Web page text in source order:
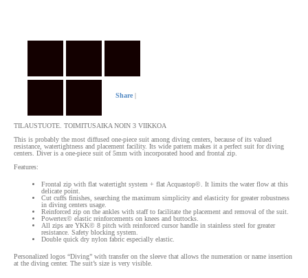
Share |
TILAUSTUOTE. TOIMITUSAIKA NOIN 3 VIIKKOA
This is probably the most diffused one-piece suit among diving centers, because of its valued
resistance, watertightness and placement facility. Its wide pattern makes it a perfect suit for diving
centers. Diver is a one-piece suit of 5mm with incorporated hood and frontal zip.
Features:
Frontal zip with flat watertight system + flat Acquastop©.
It limits the water flow at this
delicate point.
Cut cuffs finishes , searching the maximum simplicity and elasticity for greater robustness
in diving centers usage.
Reinforced zip on the ankles with staff to facilitate the placement and removal of the suit.
Powertex© elastic reinforcements on knees and buttocks.
All zips are YKK© 8 pitch with reinforced cursor handle in stainless steel for greater
resistance. Safety blocking system.
Double quick dry nylon fabric especially elastic.
Personalized logos “Diving” with transfer on the sleeve that allows the numeration or name insertion
at the diving center. The suit’s size is very visible.